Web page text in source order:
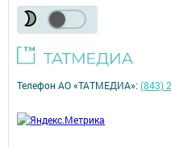
Телефон АО «ТАТМЕДИА»:(843)